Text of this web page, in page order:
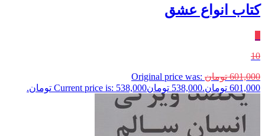
کتاب انواع عشق
10
601,000 تومان Original price was:
601,000 تومان.
538,000 تومانCurrent price is: 538,000 تومان.